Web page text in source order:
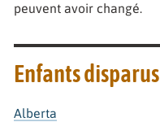
peuvent avoir changé.
Enfants disparus
Alberta